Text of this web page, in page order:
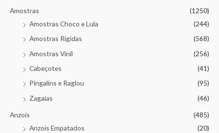
Amostras
(1250)
Amostras Choco e Lula
(244)
Amostras Rigidas
(568)
Amostras Vinil
(256)
Cabeçotes
(41)
Pingalins e Raglou
(95)
Zagaias
(46)
Anzois
(485)
Anzois Empatados
(20)